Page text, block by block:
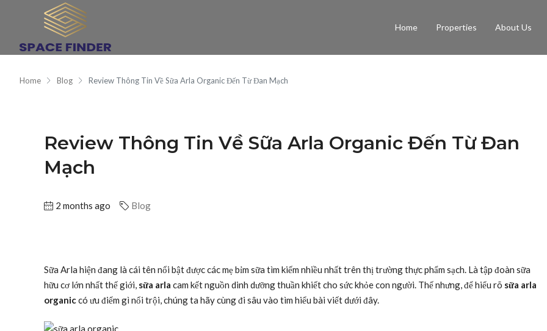
Home Properties About Us
Home Blog Review Thông Tin Về Sữa Arla Organic Đến Từ Đan Mạch
Review Thông Tin Về Sữa Arla Organic Đến Từ Đan
Mạch
2 months ago Blog
Sữa Arla hiện đang là cái tên nổi bật được các mẹ bỉm sữa tìm kiếm nhiều nhất trên thị trường thực phẩm sạch. Là tập đoàn sữa
hữu cơ lớn nhất thế giới, sữa arla cam kết nguồn dinh dưỡng thuần khiết cho sức khỏe con người. Thế nhưng, để hiểu rõ sữa arla
organiccó ưu điểm gì nổi trội, chúng ta hãy cùng đi sâu vào tìm hiểu bài viết dưới đây.